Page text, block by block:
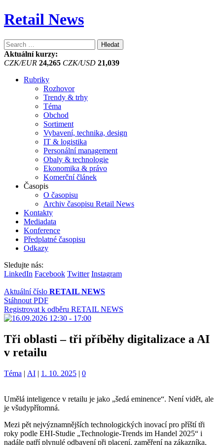
Retail News
Vyhledávání
Aktuální kurzy:
CZK/EUR 24,265 CZK/USD 21,039
Rubriky
Rozhovor
Trendy & trhy
Téma
Obchod
Sortiment
Vybavení, technika, design
IT & logistika
Personální management
Obaly & technologie
Ekonomika & právo
Komerční článek
Časopis
O časopisu
Archiv časopisu Retail News
Kontakty
Mediadata
Konference
Předplatné časopisu
Odkazy
Sledujte nás:
LinkedIn Facebook Twitter Instagram
Aktuální číslo RETAIL NEWS
Stáhnout PDF
Registrovat k odběru RETAIL NEWS
Tři oblasti – tři příběhy digitalizace a AI
v retailu
Kategorie:
Téma | Štítky:
AI | 1. 10. 2025 | 0
Umělá inteligence v retailu je jako „šedá eminence“. Není vidět, ale
je všudypřítomná.
Mezi pět nejvýznamnějších technologických inovací pro příští tři
roky podle EHI-Studie „Technologie-Trends im Handel 2025“ i
nadále patří plynulé odbavení při placení, zaměření na zákazníka,